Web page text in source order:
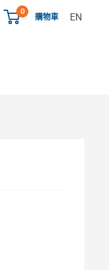
0
購物車 EN